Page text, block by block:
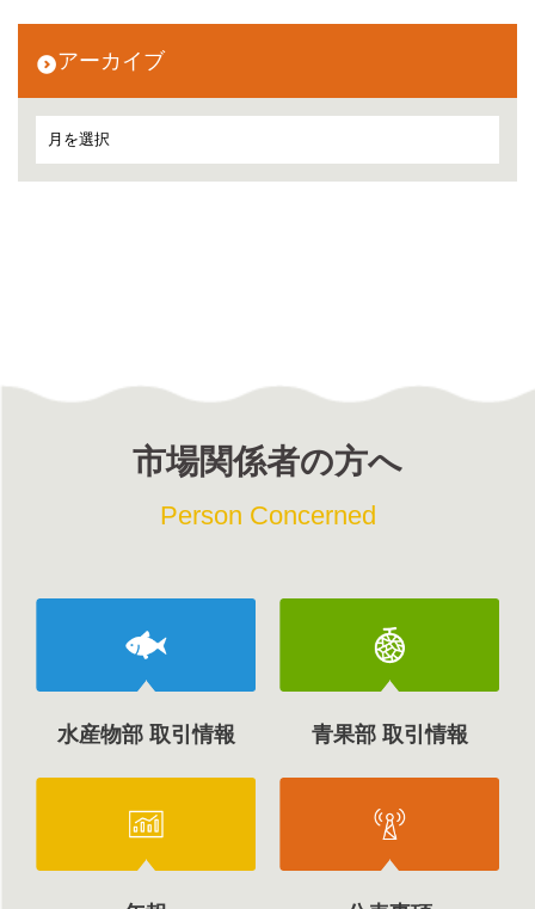
アーカイブ
市場関係者の方へ
Person Concerned
水産物部 取引情報 青果部 取引情報